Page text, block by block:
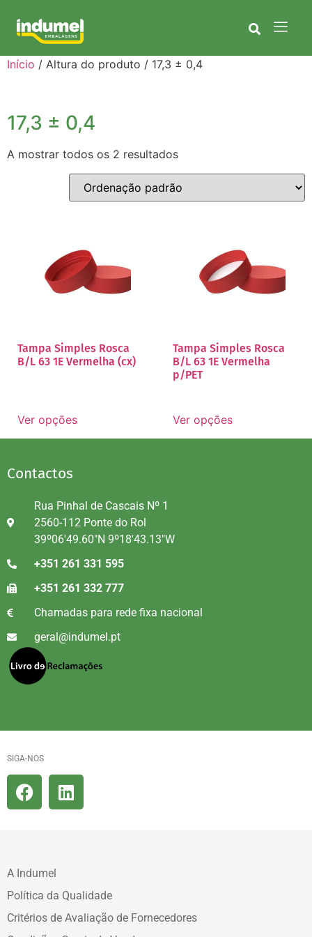
Início / Altura do produto / 17,3 ± 0,4
17,3 ± 0,4
A mostrar todos os 2 resultados
Tampa Simples Rosca
B/L 63 1E Vermelha (cx)
Ver opções
Tampa Simples Rosca
B/L 63 1E Vermelha
p/PET
Ver opções
Contactos
Rua Pinhal de Cascais Nº 1
2560-112 Ponte do Rol
39º06'49.60"N 9º18'43.13"W
+351 261 331 595
+351 261 332 777
Chamadas para rede fixa nacional
geral@indumel.pt
SIGA-NOS
A Indumel
Política da Qualidade
Critérios de Avaliação de Fornecedores